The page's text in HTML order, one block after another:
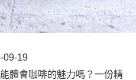
09-19
體會咖啡的魅力嗎？一份精